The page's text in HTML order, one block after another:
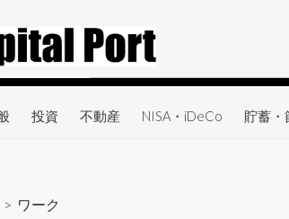
投資 不動産 NISA・iDeCo 貯蓄・
> ワーク